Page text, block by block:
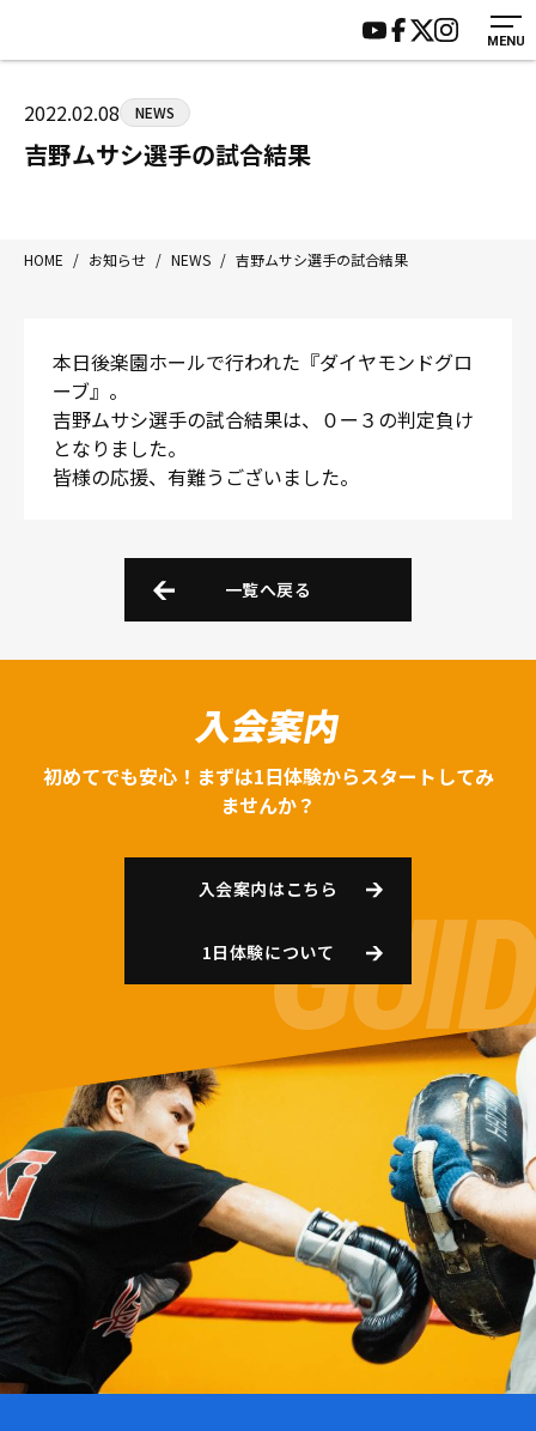
MENU
八王子中屋ボクシングジム
〒192-0072 東京都八王子市南町3-8 第2原嶋ビル1F
営業時間：月〜土 14:00〜22:00 / 日・祝 14:00〜19:00
HOME
ジムについて
トレーニング
入会案内
施設紹介
サポーター募集
2022.02.08 NEWS
吉野ムサシ選手の試合結果
HOME / お知らせ / NEWS / 吉野ムサシ選手の試合結果
本日後楽園ホールで行われた『ダイヤモンドグロ
ーブ』。
吉野ムサシ選手の試合結果は、０ー３の判定負け
となりました。
皆様の応援、有難うございました。
一覧へ戻る
入会案内
初めてでも安心！まずは1日体験からスタートしてみ
ませんか？
入会案内はこちら
1日体験について